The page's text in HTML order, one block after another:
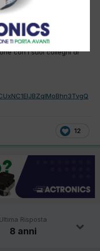
con voi questi video su
umano
con i suoi colleghi di
12
Ultima Risposta
8 anni